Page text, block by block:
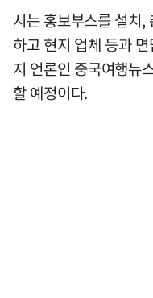
시는 홍보부스를 설치,
하고 현지 업체 등과
지 언론인 중국여행뉴
할 예정이다.